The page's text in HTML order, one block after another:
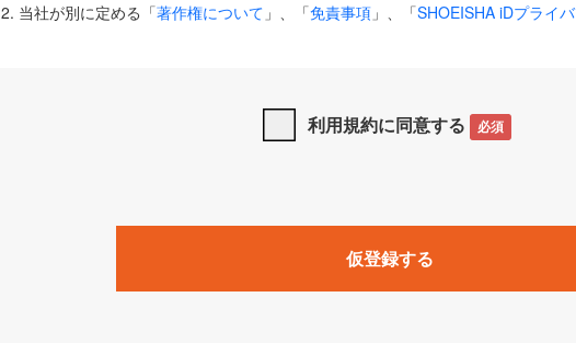
2. 当社が別に定める「著作権について 」、「免責事項 」、「SHOEISHA iDプライ
は、本規約の規定が優先して適用されるものとします。
1. 「本サービス」とは、当社が提供する以下のサービス（名称や内容が変更された
みます）及びこれらサービスに関連して当社が実施するイベントやキャンペーンを
「SEBook」「SEShop」「CodeZine」「MarkeZine」「EnterpriseZine」「ECzine
利用規約に同意する 必須
仮登録する